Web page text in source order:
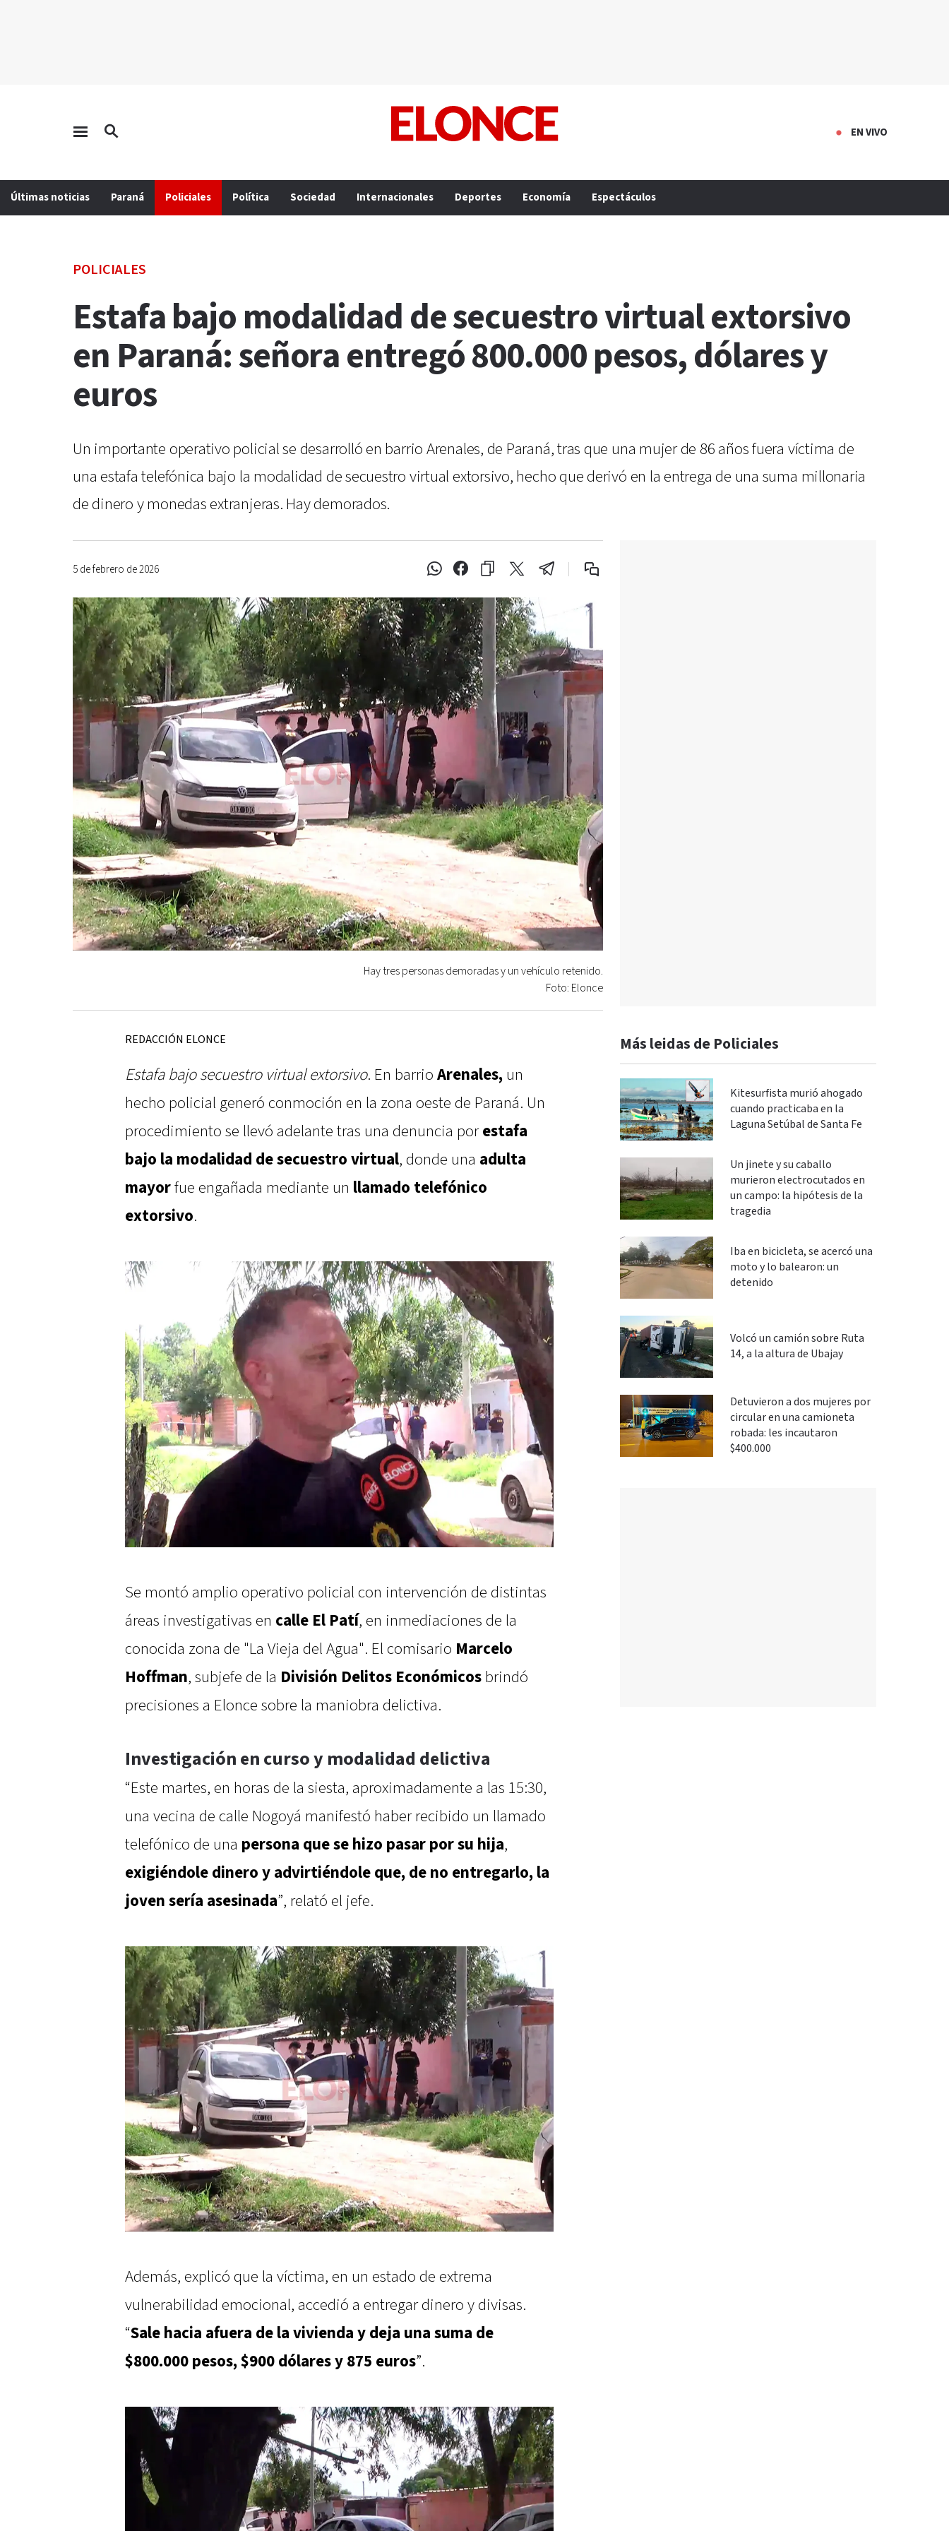
EN VIVO
Últimas noticias Paraná Policiales Política Sociedad Internacionales Deportes Economía Espectáculos
POLICIALES
Estafa bajo modalidad de secuestro virtual extorsivo
en Paraná: señora entregó 800.000 pesos, dólares y
euros
Un importante operativo policial se desarrolló en barrio Arenales, de Paraná, tras que una mujer de 86 años fuera víctima de
una estafa telefónica bajo la modalidad de secuestro virtual extorsivo, hecho que derivó en la entrega de una suma millonaria
de dinero y monedas extranjeras. Hay demorados.
5 de febrero de 2026
Hay tres personas demoradas y un vehículo retenido.
Foto: Elonce
REDACCIÓN ELONCE
Estafa bajo secuestro virtual extorsivo. En barrio Arenales, un
hecho policial generó conmoción en la zona oeste de Paraná. Un
procedimiento se llevó adelante tras una denuncia porestafa
bajo la modalidad de secuestro virtual, donde una adulta
mayorfue engañada mediante un llamado telefónico
extorsivo.
Se montó amplio operativo policial con intervención de distintas
áreas investigativas en calle El Patí, en inmediaciones de la
conocida zona de "La Vieja del Agua". El comisario Marcelo
Hoffman, subjefe de la División Delitos Económicos brindó
precisiones a Elonce sobre la maniobra delictiva.
Investigación en curso y modalidad delictiva
“Este martes, en horas de la siesta, aproximadamente a las 15:30,
una vecina de calle Nogoyá manifestó haber recibido un llamado
telefónico de una persona que se hizo pasar por su hija,
exigiéndole dinero y advirtiéndole que, de no entregarlo, la
joven sería asesinada”, relató el jefe.
Además, explicó que la víctima, en un estado de extrema
vulnerabilidad emocional, accedió a entregar dinero y divisas.
“Sale hacia afuera de la vivienda y deja una suma de
$800.000 pesos, $900 dólares y 875 euros”.
Más leidas de Policiales
Kitesurfista murió ahogado
cuando practicaba en la
Laguna Setúbal de Santa Fe
Un jinete y su caballo
murieron electrocutados en
un campo: la hipótesis de la
tragedia
Iba en bicicleta, se acercó una
moto y lo balearon: un
detenido
Volcó un camión sobre Ruta
14, a la altura de Ubajay
Detuvieron a dos mujeres por
circular en una camioneta
robada: les incautaron
$400.000